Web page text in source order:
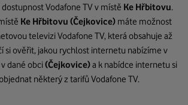
dostupnost Vodafone TV v místě Ke Hřbitovu.
Ke Hřbitovu (Čejkovice) máte možnost
televizi Vodafone TV, která obsahuje až
si ověřit, jakou rychlost internetu nabízíme v
v dané obci(Čejkovice)a k nabídce internetu si
některý z tarifů Vodafone TV.